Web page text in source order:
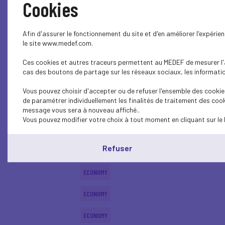
ECONOMY
ECONOMY
ECONOMY
ECONOMY
ECONOMY
ECONOMY
ECONOMY
Cookies
Afin d'assurer le fonctionnement du site et d'en améliorer
le site www.medef.com.
Ces cookies et autres traceurs permettent au MEDEF de
cas des boutons de partage sur les réseaux sociaux, les
Vous pouvez choisir d'accepter ou de refuser l'ensemble des
de paramétrer individuellement les finalités de traitement des
message vous sera à nouveau affiché..
Vous pouvez modifier votre choix à tout moment en cliquant sur le
Refuser